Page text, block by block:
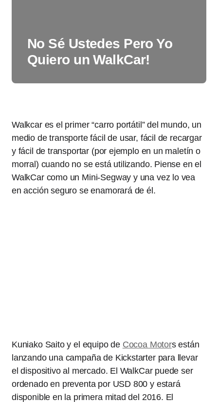
No Sé Ustedes Pero Yo
Quiero un WalkCar!
Walkcar es el primer “carro portátil” del mundo, un
medio de transporte fácil de usar, fácil de recargar
y fácil de transportar (por ejemplo en un maletín o
morral) cuando no se está utilizando. Piense en el
WalkCar como un Mini-Segway y una vez lo vea
en acción seguro se enamorará de él.
Kuniako Saito y el equipo de Cocoa Motors están
lanzando una campaña de Kickstarter para llevar
el dispositivo al mercado. El WalkCar puede ser
ordenado en preventa por USD 800 y estará
disponible en la primera mitad del 2016. El